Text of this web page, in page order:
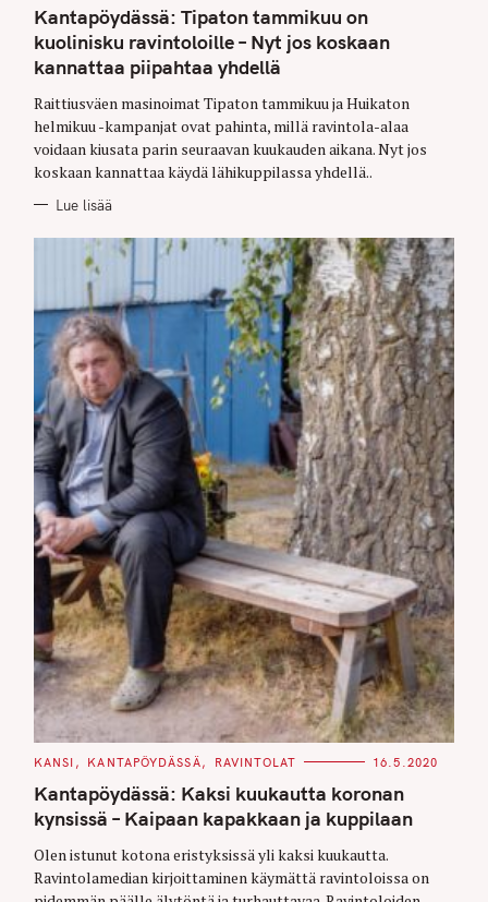
O
R
I
E
S
Kantapöydässä: Tipaton tammikuu on
kuolinisku ravintoloille – Nyt jos koskaan
kannattaa piipahtaa yhdellä
Raittiusväen masinoimat Tipaton tammikuu ja Huikaton
helmikuu -kampanjat ovat pahinta, millä ravintola-alaa
voidaan kiusata parin seuraavan kuukauden aikana. Nyt jos
koskaan kannattaa käydä lähikuppilassa yhdellä..
Lue lisää
C
T
E
G
O
I
E
S
KANSI KANTAPÖYDÄSSÄ RAVINTOLAT 16.5.2020
Kantapöydässä: Kaksi kuukautta koronan
kynsissä – Kaipaan kapakkaan ja kuppilaan
Olen istunut kotona eristyksissä yli kaksi kuukautta.
Ravintolamedian kirjoittaminen käymättä ravintoloissa on